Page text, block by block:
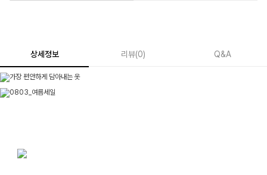
상세정보 리뷰(0) Q&A